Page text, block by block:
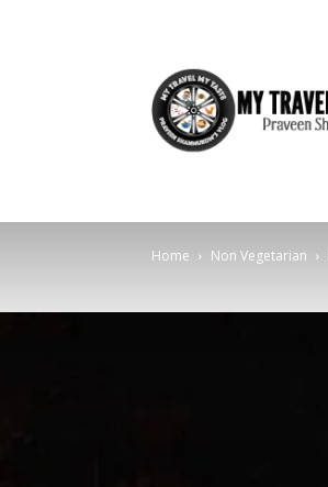
Travel
My
Taste
Home Non Vegetarian